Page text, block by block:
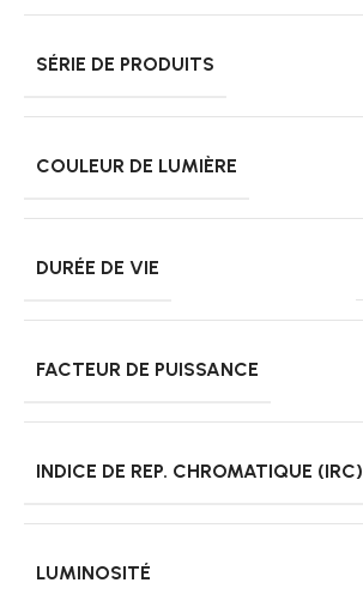
SÉRIE DE PRODUITS
COULEUR DE LUMIÈRE
DURÉE DE VIE
FACTEUR DE PUISSANCE
INDICE DE REP. CHROMATIQUE (IRC)
LUMINOSITÉ